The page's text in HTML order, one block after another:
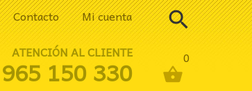
Contacto Mi cuenta
0
ATENCIÓN AL CLIENTE
965 150 330